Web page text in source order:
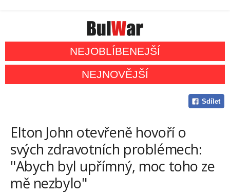
NEJOBLÍBENEJŠÍ
NEJNOVĚJŠÍ
Sdílet
Elton John otevřeně hovoří o
svých zdravotních problémech:
"Abych byl upřímný, moc toho ze
mě nezbylo"